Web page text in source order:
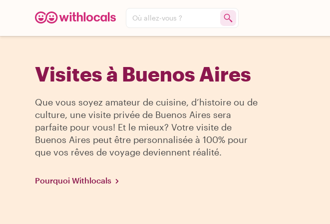
Où allez-vous ?
Visites à Buenos Aires
Que vous soyez amateur de cuisine, d’histoire ou de
culture, une visite privée de Buenos Aires sera
parfaite pour vous! Et le mieux? Votre visite de
Buenos Aires peut être personnalisée à 100% pour
que vos rêves de voyage deviennent réalité.
Pourquoi Withlocals